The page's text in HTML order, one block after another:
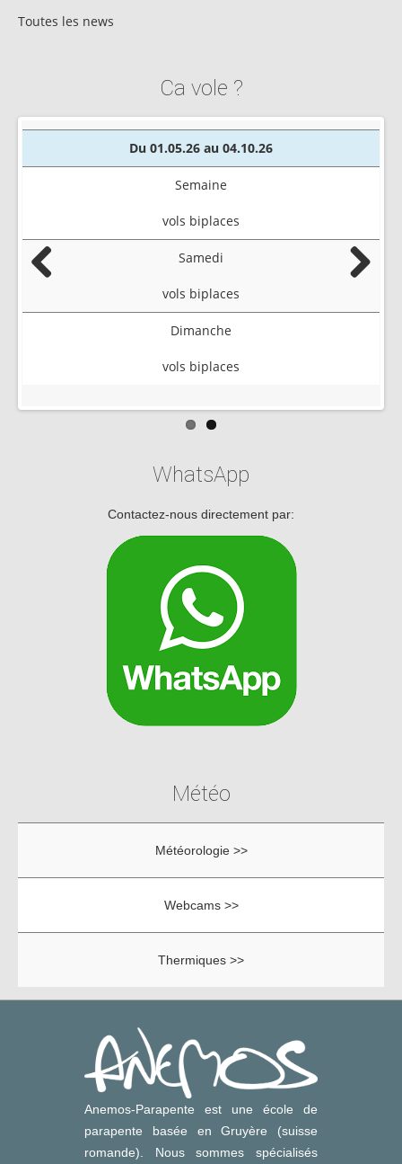
Toutes les news
Ca vole ?
Du 01.05.26 au 04.10.26
Semaine
vols biplaces
Samedi
vols biplaces
Dimanche
vols biplaces
WhatsApp
Contactez-nous directement par:
Météo
Météorologie >>
Webcams >>
Thermiques >>
Anemos-Parapente est une école de
parapente basée en Gruyère (suisse
romande). Nous sommes spécialisés